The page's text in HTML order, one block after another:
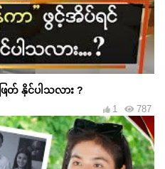
တ် နိုင်ပါသလား ?
787
1